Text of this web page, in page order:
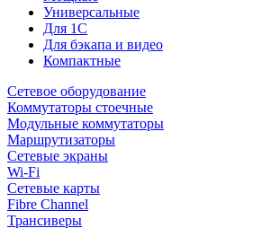
Универсальные
Для 1С
Для бэкапа и видео
Компактные
Сетевое оборудование
Коммутаторы стоечные
Модульные коммутаторы
Маршрутизаторы
Сетевые экраны
Wi-Fi
Сетевые карты
Fibre Channel
Трансиверы